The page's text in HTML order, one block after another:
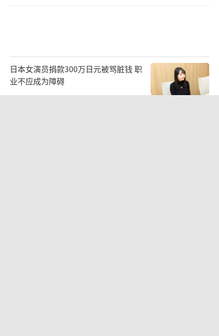
日本女演员捐款300万日元被骂脏钱 职
业不应成为障碍
2026-08-06 14:33:57